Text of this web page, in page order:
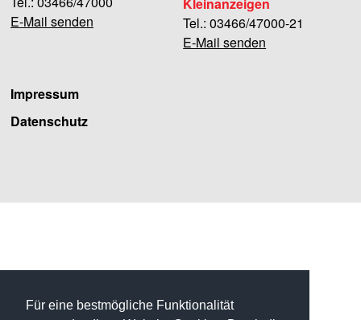
Für eine bestmögliche Funktionalität
E-Mail senden
Kleinanzeigen
Tel.: 03466/47000-21
E-Mail senden
Impressum
Datenschutz